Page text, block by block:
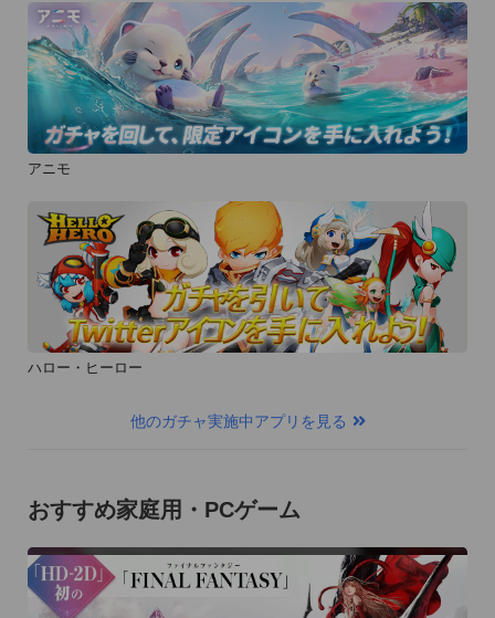
アニモ
ハロー・ヒーロー
他のガチャ実施中アプリを見る
おすすめ家庭用・PCゲーム